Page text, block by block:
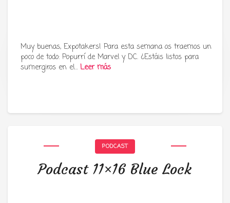
Tu radio y podcast sobre manga,
anime y cultura japonesa ツ
Muy buenas, Expotakers! Para esta semana os traemos un
poco de todo: Popurrí de Marvel y DC. ¿Estáis listos para
sumergiros en el… Leer más
PODCAST
Podcast 11×16 Blue Lock